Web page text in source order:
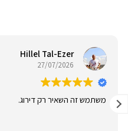
Hillel Tal-Ezer
27/07/2026
משתמש זה השאיר רק דירוג.